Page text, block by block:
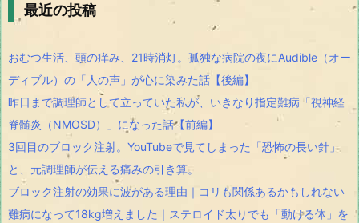
最近の投稿
おむつ生活、頭の痒み、21時消灯。孤独な病院の夜にAudible（オー
ディブル）の「人の声」が心に染みた話【後編】
昨日まで調理師として立っていた私が、いきなり指定難病「視神経
脊髄炎（NMOSD）」になった話【前編】
3回目のブロック注射。YouTubeで見てしまった「恐怖の長い針」
と、元調理師が伝える痛みの引き算。
ブロック注射の効果に波がある理由｜コリも関係あるかもしれない
難病になって18kg増えました｜ステロイド太りでも「動ける体」を